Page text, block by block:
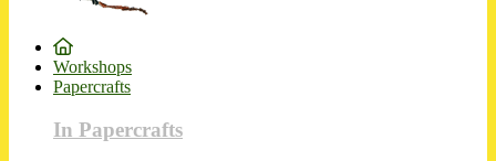
Workshops
Papercrafts
In Papercrafts